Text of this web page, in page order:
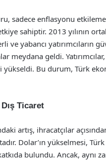
sadece enflasyonu
sahiptir. 2013 yılının
ve yabancı yatırımcıların
meydana geldi.
yükseldi. Bu durum, Türk
Ticaret
artış, ihracatçılar
Dolar’ın yükselmesi,
bulundu. Ancak, aynı